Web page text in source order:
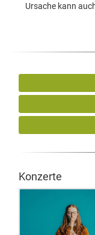
Ursache kann
Konzerte